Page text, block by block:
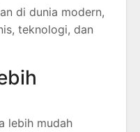
di dunia modern,
teknologi, dan
lebih mudah